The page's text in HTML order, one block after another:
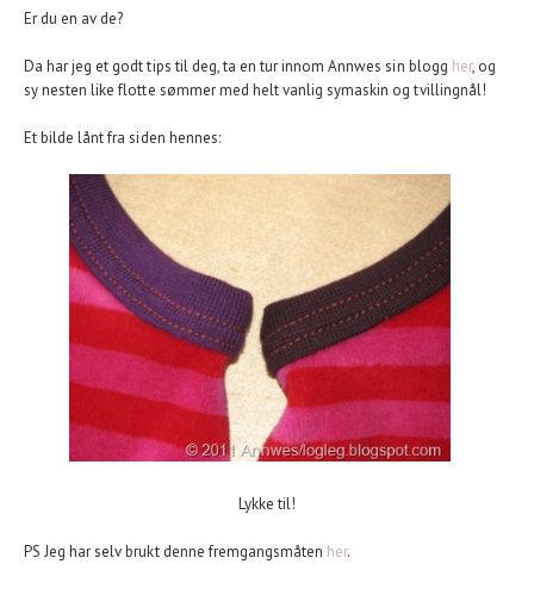
Er du en av de?
Da har jeg et godt tips til deg, ta en tur innom Annwes sin blogg her, og
sy nesten like flotte sømmer med helt vanlig symaskin og tvillingnål!
Et bilde lånt fra siden hennes:
Lykke til!
PS Jeg har selv brukt denne fremgangsmåten her.